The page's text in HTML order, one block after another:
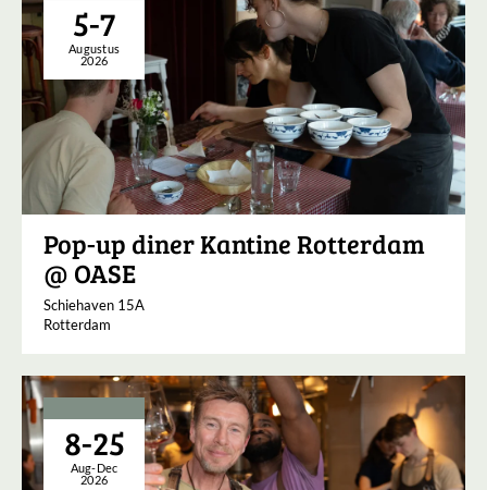
5-7
Augustus
2026
Pop-up diner Kantine Rotterdam
@ OASE
Schiehaven 15A
Rotterdam
8-25
Aug-Dec
2026